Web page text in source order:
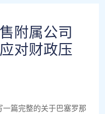
附属公司
对财政压
篇完整的关于巴塞罗那